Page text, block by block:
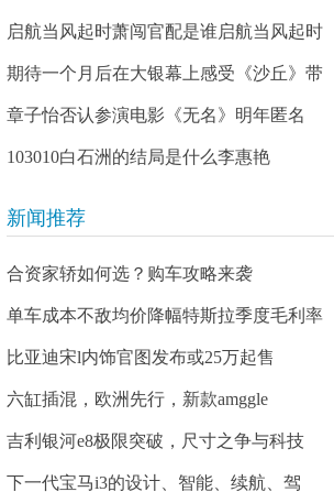
启航当风起时萧闯官配是谁启航当风起时
期待一个月后在大银幕上感受《沙丘》带
章子怡否认参演电影《无名》明年匿名
103010白石洲的结局是什么李惠艳
新闻推荐
合资家轿如何选？购车攻略来袭
单车成本不敌均价降幅特斯拉季度毛利率
比亚迪宋l内饰官图发布或25万起售
六缸插混，欧洲先行，新款amggle
吉利银河e8极限突破，尺寸之争与科技
下一代宝马i3的设计、智能、续航、驾